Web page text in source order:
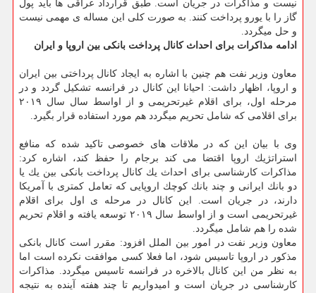
نیست و مذاكرات در جریان است. طبق قرارداد عراقی ها باید پول
گاز را با یورو پرداخت كنند. به صورت كلی این مساله ی مهمی نیست
و حل میگردد.
ادامه مذاكرات برای احداث كانال پرداخت بانكی بین اروپا و ایران
معاون وزیر نفت هم چنین با اشاره به ایجاد كانال پرداختی بین ایران
و اروپا، اظهار داشت: احیانا این كانال در فرانسه تشكیل گردد و در
مرحله اول، برای اقلام غیرتحریمی و از اواسط سال سال ۲۰۱۹
برای اقلامی كه شامل تحریم میگردد هم مورد استفاده قرار بگیرد.
وی با بیان این كه در ملاقات های خصوصی تاكید شده كه منافع
استراتژیك اروپا اقتضا می كند برجام را حفظ كند، اشاره كرد:
مذاكرات كارشناسی برای احداث یك كانال پرداخت بانكی بین یك یا
دو بانك ایرانی و چند بانك كوچك اروپایی كه تعامل كمتری با آمریكا
دارند، در جریان است. این كانال در مرحله ی اول برای اقلام
غیرتحریمی است و از اواسط سال ۲۰۱۹ توسعه یافته و اقلام تحریم
شده را هم شامل میگردد.
معاون وزیر نفت در امور بین الملل افزود: مقرر است كانال بانكی
مذكور در اروپا تاسیس شود، اما فعلا كسی موافقت نكرده است اما
به نظر من این كانال بالاخره در فرانسه تاسیس میگردد. مذاكرات
كارشناسی در جریان است و امیدواریم تا چند هفته آینده به نتیجه